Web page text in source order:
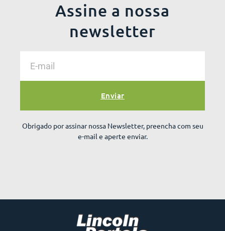
Assine a nossa
newsletter
Enviar
Obrigado por assinar nossa Newsletter, preencha com seu
e-mail e aperte enviar.